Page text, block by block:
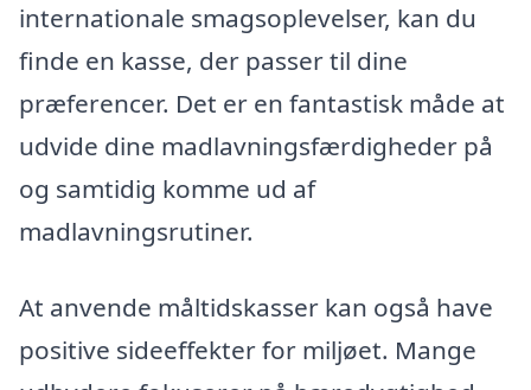
internationale smagsoplevelser, kan du
finde en kasse, der passer til dine
præferencer. Det er en fantastisk måde at
udvide dine madlavningsfærdigheder på
og samtidig komme ud af
madlavningsrutiner.
At anvende måltidskasser kan også have
positive sideeffekter for miljøet. Mange